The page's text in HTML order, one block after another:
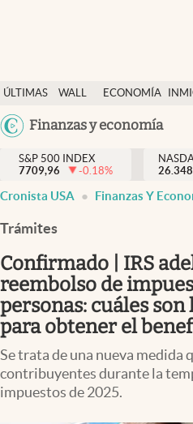
ÚLTIMAS
NOTICIAS
WALL
DÓLAR
ECONOMÍA
Finanzas y economía
Finanzas y economía
Wall Street y dólar
Inmigración
Espiritual
Streaming
PC y mobile
Lifestyle
S&P 500 INDEX
7709,96
-0.18%
Cronista USA Finanzas Y
Trámites
Confirmado | IRS
reembolso de
personas: cuáles son
para obtener el
Se trata de una nueva medida
contribuyentes durante la
impuestos de 2025.